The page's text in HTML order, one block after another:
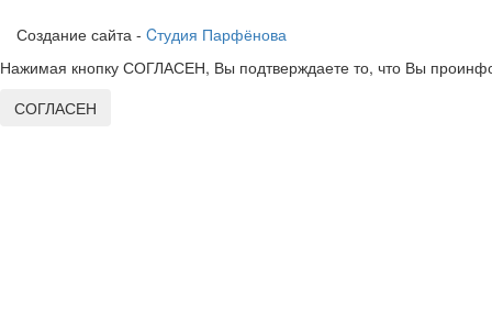
Создание сайта - Cтудия Парфёнова
Нажимая кнопку СОГЛАСЕН, Вы подтверждаете то, что Вы
СОГЛАСЕН